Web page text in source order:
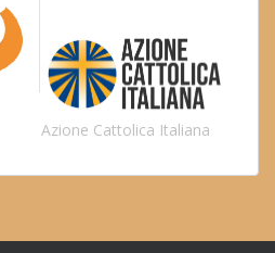
Azione Cattolica Italiana